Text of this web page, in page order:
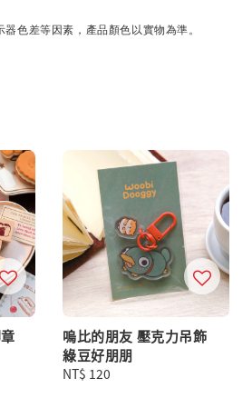
色差等因素，產品顏色以實物為準。
嗚比的朋友 壓克力吊飾
綠豆好朋朋
Regular
NT$ 120